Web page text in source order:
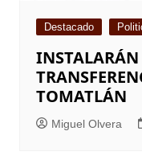
Destacado
INSTALARÁN
TOMATLÁN
Miguel Olvera